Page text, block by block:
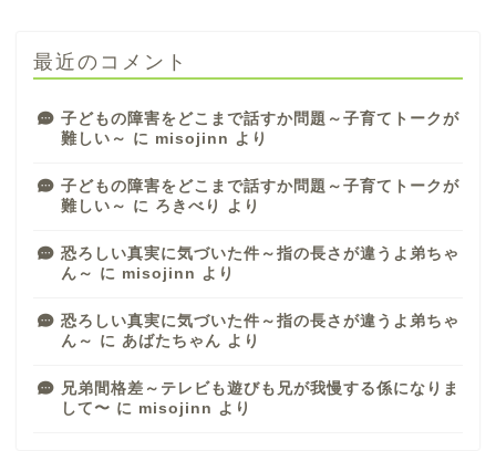
最近のコメント
子どもの障害をどこまで話すか問題～子育てトークが
難しい～ に misojinn より
子どもの障害をどこまで話すか問題～子育てトークが
難しい～ に ろきべり より
恐ろしい真実に気づいた件～指の長さが違うよ弟ちゃ
ん～ に misojinn より
恐ろしい真実に気づいた件～指の長さが違うよ弟ちゃ
ん～ に あばたちゃん より
兄弟間格差～テレビも遊びも兄が我慢する係になりま
して〜 に misojinn より